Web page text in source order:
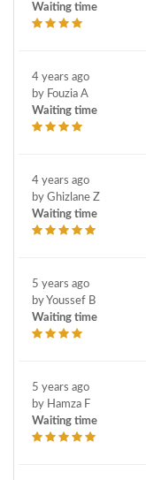
Waiting time
4 years ago
by Fouzia A
Waiting time
4 years ago
by Ghizlane Z
Waiting time
5 years ago
by Youssef B
Waiting time
5 years ago
by Hamza F
Waiting time